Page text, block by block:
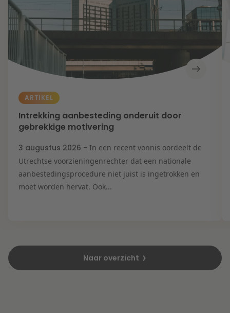
ARTIKEL
Intrekking aanbesteding onderuit door
gebrekkige motivering
3 augustus 2026 - In een recent vonnis oordeelt de
Utrechtse voorzieningenrechter dat een nationale
aanbestedingsprocedure niet juist is ingetrokken en
moet worden hervat. Ook...
Naar overzicht